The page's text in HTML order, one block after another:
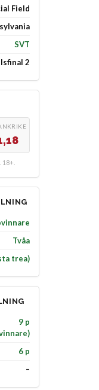
Field
SVT
2
Tvåa
trea)
9 p
6 p
–